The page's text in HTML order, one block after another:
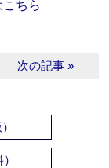
ちら
次の記事 »